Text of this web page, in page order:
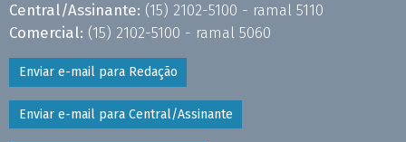
Central/Assinante: (15) 2102-5100 - ramal 5110
Comercial: (15) 2102-5100 - ramal 5060
Enviar e-mail para Redação
Enviar e-mail para Central/Assinante